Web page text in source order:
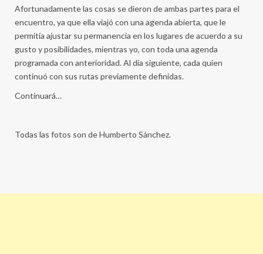
Afortunadamente las cosas se dieron de ambas partes para el
encuentro, ya que ella viajó con una agenda abierta, que le
permitía ajustar su permanencia en los lugares de acuerdo a su
gusto y posibilidades, mientras yo, con toda una agenda
programada con anterioridad. Al día siguiente, cada quien
continuó con sus rutas previamente definidas.
Continuará…
Todas las fotos son de Humberto Sánchez.